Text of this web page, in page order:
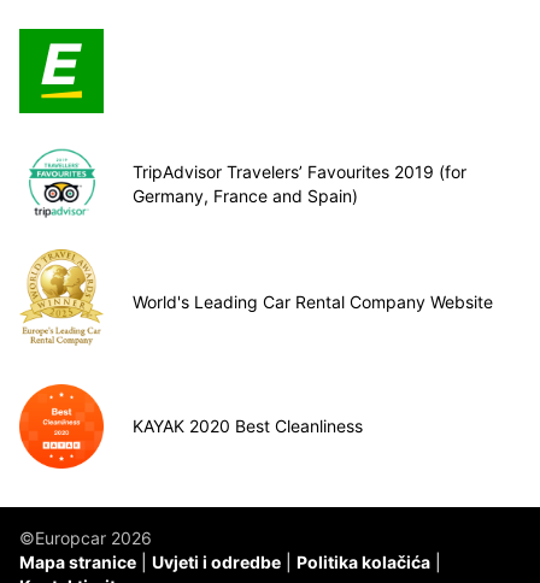
TripAdvisor Travelers’ Favourites 2019 (for
Germany, France and Spain)
World's Leading Car Rental Company Website
KAYAK 2020 Best Cleanliness
©Europcar 2026
Mapa stranice
Uvjeti i odredbe
Politika kolačića